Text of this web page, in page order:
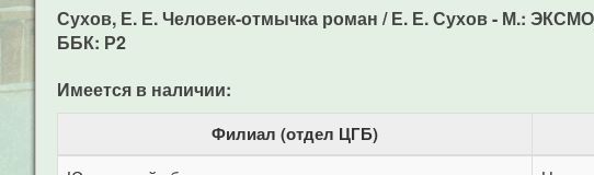
Сухов, Е. Е. Человек-отмычка роман / Е. Е. Сухов - М.:
ББК: Р2
Имеется в наличии:
Филиал (отдел ЦГБ)